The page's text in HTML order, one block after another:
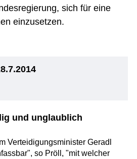
sich für eine
einzusetzen.
und unglaublich
Verteidigungsminister Geradl
so Pröll, "mit welcher